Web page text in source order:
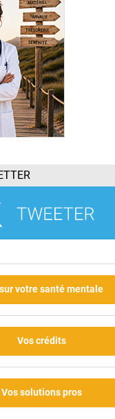
votre santé mentale
Vos crédits
Vos solutions pros